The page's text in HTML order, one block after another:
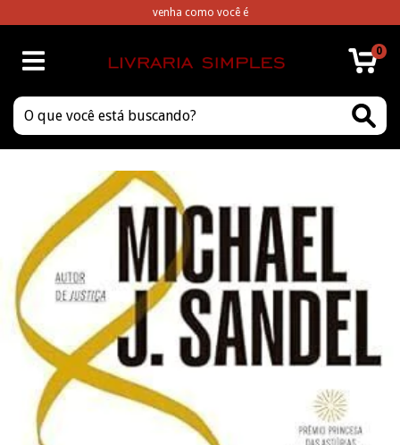
venha como você é
0